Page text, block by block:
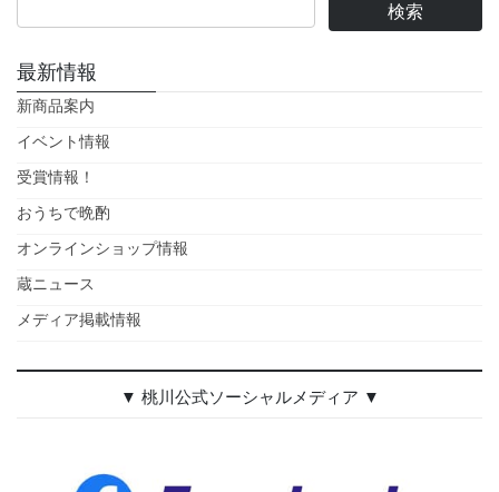
最新情報
新商品案内
イベント情報
受賞情報！
おうちで晩酌
オンラインショップ情報
蔵ニュース
メディア掲載情報
▼ 桃川公式ソーシャルメディア ▼